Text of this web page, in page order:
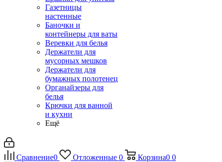
Газетницы
настенные
Баночки и
контейнеры для ваты
Веревки для белья
Держатели для
мусорных мешков
Держатели для
бумажных полотенец
Органайзеры для
белья
Крючки для ванной
и кухни
Ещё
Сравнение0 Отложенные 0 Корзина0 0